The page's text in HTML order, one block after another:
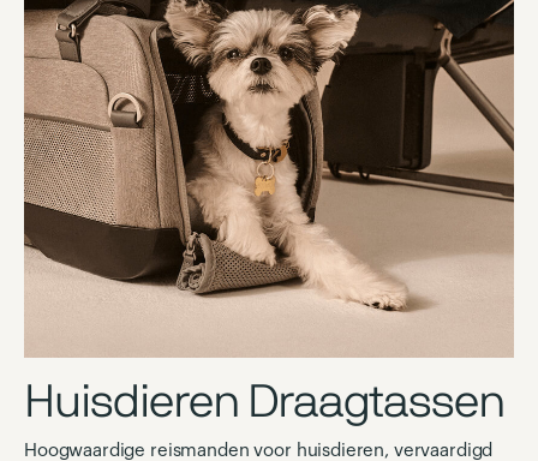
Huisdieren Draagtassen
Hoogwaardige reismanden voor huisdieren, vervaardigd